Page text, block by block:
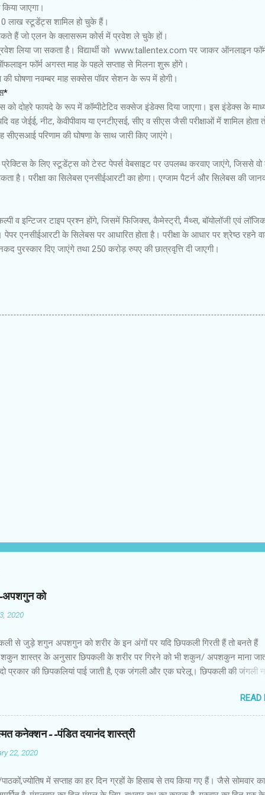
जाएगा।
लाख स्टूडेंट्स शामिल हो चुके हैं।
सकते हैं जो एलन के क्लासरूम कोर्स में प्रवेश ले चुके हों।
लिया जा सकता है। विद्यार्थी को www.tallentex.com पर जाकर ऑनलाइन
फॉर्म अगस्त माह के पहले सप्ताह से मिलना शुरू होंगे।
की घोषणा नवम्बर माह सक्सेस पॉवर सेशन के रूप में होगी।
*
को दोहरे फायदे के रूप में कॉम्पीटेटिव सक्सेज इंडेक्स दिया जाएगा। इस इंडेक्स के
जेईई, नीट, केवीपीवाय या एनटीएसई, सीए व सीएस जैसी परीक्षाओं में शामिल होता
परिणाम की घोषणा के साथ जारी किए जाएंगे।
के लिए स्टूडेंट्स को टेस्ट पेपर्स वेबसाइट पर उपलब्ध करवाए जाएंगे, जिससे
है। परीक्षा का सिलेबस एनसीईआरटी का होगा। एग्जाम पैटर्न और सिलेबस की
व इन्टिजर टाइप प्रश्न होंगे, जिसमें फिजिक्स, कैमेस्ट्री, मैथ्स, बॉयोलॉजी एवं
एनसीईआरटी के सिलेबस पर आधारित होता है। परीक्षा के आधार पर श्रेष्ठ रहने
पुरस्कार दिए जाएंगे तथा 250 करोड़ रुपए की छात्रवृत्ति दी जाएगी।
अपशगुन को
2020
से जुड़े शगुन अपशगुन को शरीर के इन अंगों पर यदि छिपकली गिरती हैं तो बनते हैं
शकुन शास्त्र के अनुसार छिपकली के शरीर पर गिरने को भी शकुन/ अपशकुन माना
दो प्रकार की छिपकलियां पाई जाती है, एक जंगली और एक घरेलू। छिपकली की जंगली
के शरीर पर गिरने को भी शकुन/अपशकुन माना जाता है। स्त्री के शरीर के बायें
के दाहिनी तरफ गिरना ठीक होता है। इसी प्रकार छिपकली का नीचे से ऊपर की ओर
है। ऊपर से नीचे की ओर गिरना अच्छा नहीं होता। रविवार या मंगलवार को लाल रंग की
शनिवार को काले रंग की छिपकली से कम हानि होती है। ✍🏻✍🏻🌷🌷👉🏻👉🏻 छिपकली
प्रतीक -- घर में छिपकली देखकर हम उसे भगाने लगते हैं, लेकिन वो कोई ऐसा जीव नहीं है
जीव-जंतुओं और मनुष्य को प्रकृति का एक अहम हिस्स...
READ
कनेक्शन--पंडित दयानंद शास्त्री
22, 2020
पाठकों,ज्योतिष में सप्ताह का हर दिन ग्रहों के हिसाब से तय किया गए हैं। जैसे सोमवार